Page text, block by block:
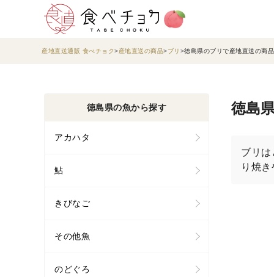
産地直送通販 食べチョク 産地直送の商品 ブリ 徳島県のブリで産地直送の商品
徳島
ブリ
り焼
徳島県の魚から探す
アカハタ
鮎
きびなご
その他魚
のどぐろ